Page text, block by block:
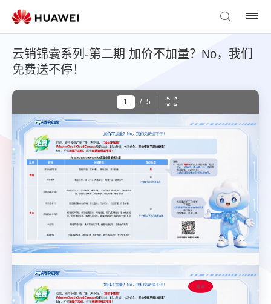
云销锦囊系列-第二期 加价不加量？No，我们
免费送不停！
/ 5